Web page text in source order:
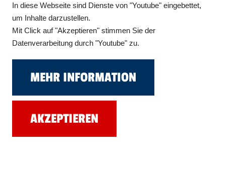
In diese Webseite sind Dienste von "Youtube" eingebettet,
um Inhalte darzustellen.
Mit Click auf "Akzeptieren" stimmen Sie der
Datenverarbeitung durch "Youtube" zu.
MEHR INFORMATION
AKZEPTIEREN